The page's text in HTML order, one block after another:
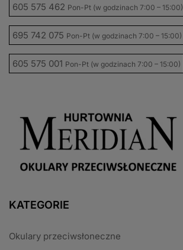
605 575 462 Pon-Pt (w godzinach 7:00 – 15:00)
695 742 075 Pon-Pt (w godzinach 7:00 – 15:00)
605 575 001 Pon-Pt (w godzinach 7:00 – 15:00)
KATEGORIE
Okulary przeciwsłoneczne